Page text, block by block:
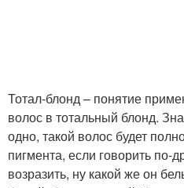
Тотал-блонд – понятие
волос в тотальный блонд.
одно, такой волос будет
пигмента, если говорить по-
возразить, ну какой же он